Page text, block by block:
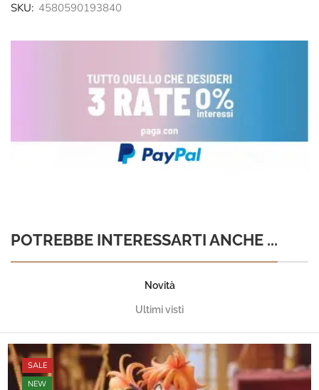
SKU: 4580590193840
POTREBBE INTERESSARTI ANCHE ...
Novità
Ultimi visti
SALE
NEW